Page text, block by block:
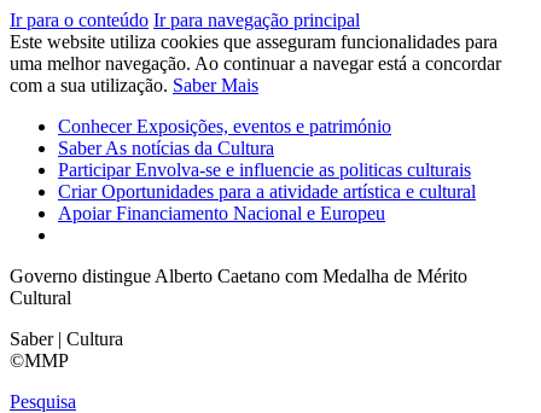
Ir para o conteúdo Ir para navegação principal
Este website utiliza cookies que asseguram funcionalidades para
uma melhor navegação. Ao continuar a navegar está a concordar
com a sua utilização. Saber Mais
ConhecerExposições, eventos e património
SaberAs notícias da Cultura
ParticiparEnvolva-se e influencie as politicas culturais
CriarOportunidades para a atividade artística e cultural
ApoiarFinanciamento Nacional e Europeu
Governo distingue Alberto Caetano com Medalha de Mérito
Cultural
Saber | Cultura
©MMP
Pesquisa